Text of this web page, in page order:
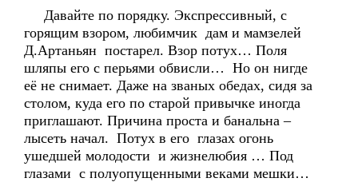
Давайте по порядку. Экспрессивный, с
горящим взором, любимчик дам и мамзелей
Д.Артаньян постарел. Взор потух… Поля
шляпы его с перьями обвисли… Но он нигде
её не снимает. Даже на званых обедах, сидя за
столом, куда его по старой привычке иногда
приглашают. Причина проста и банальна –
лысеть начал. Потух в его глазах огонь
ушедшей молодости и жизнелюбия … Под
глазами с полуопущенными веками мешки…